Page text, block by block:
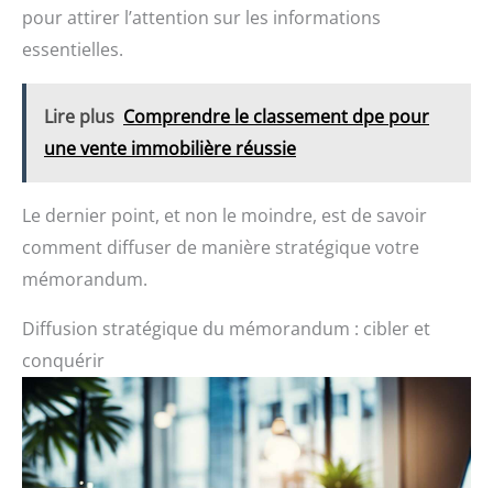
pour attirer l’attention sur les informations
essentielles.
Lire plus Comprendre le classement dpe pour
une vente immobilière réussie
Le dernier point, et non le moindre, est de savoir
comment diffuser de manière stratégique votre
mémorandum.
Diffusion stratégique du mémorandum : cibler et
conquérir